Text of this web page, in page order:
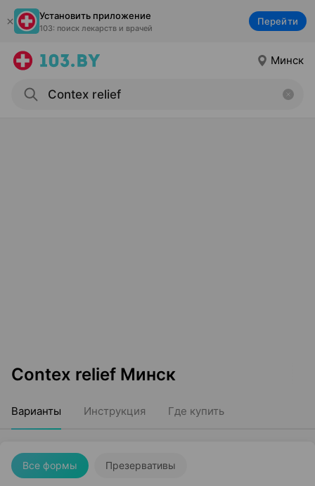
Установить приложение
103: поиск лекарств и врачей
Перейти
Минск
Contex relief Минск
Варианты Инструкция Где купить
Все формы Презервативы